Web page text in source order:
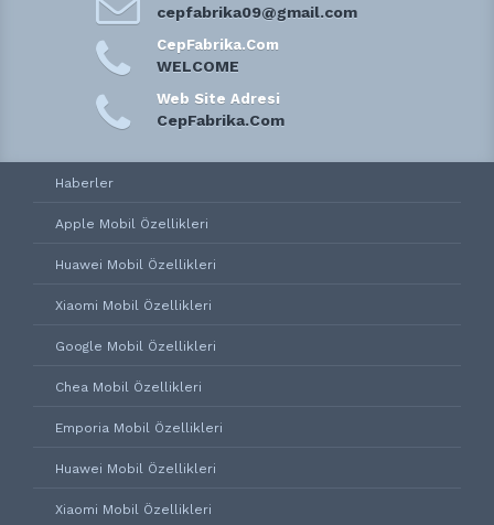
cepfabrika09@gmail.com
CepFabrika.Com
WELCOME
Web Site Adresi
CepFabrika.Com
Haberler
Apple Mobil Özellikleri
Huawei Mobil Özellikleri
Xiaomi Mobil Özellikleri
Google Mobil Özellikleri
Chea Mobil Özellikleri
Emporia Mobil Özellikleri
Huawei Mobil Özellikleri
Xiaomi Mobil Özellikleri